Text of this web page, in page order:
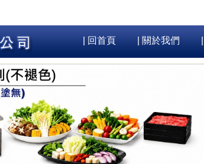
| 回首頁 | 關於我們